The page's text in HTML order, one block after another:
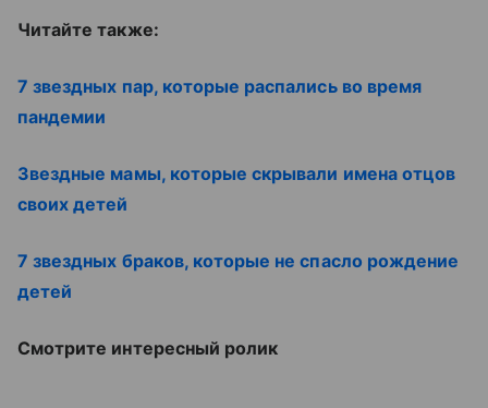
Читайте также:
7 звездных пар, которые распались во время
пандемии
Звездные мамы, которые скрывали имена отцов
своих детей
7 звездных браков, которые не спасло рождение
детей
Смотрите интересный ролик